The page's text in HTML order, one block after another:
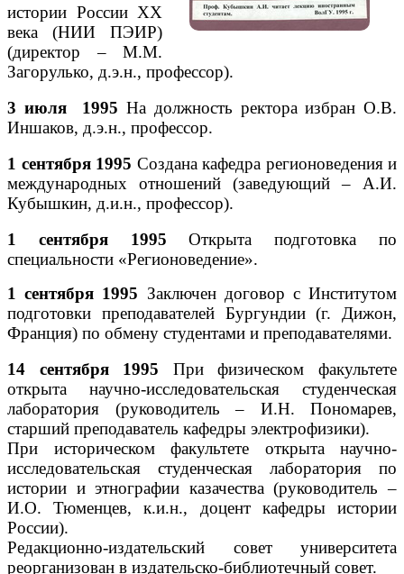
истории России XX
века (НИИ ПЭИР)
(директор – М.М.
Загорулько, д.э.н., профессор).
3 июля 1995 На должность ректора избран О.В.
Иншаков, д.э.н., профессор.
1 сентября 1995 Создана кафедра регионоведения и
международных отношений (заведующий – А.И.
Кубышкин, д.и.н., профессор).
1 сентября 1995 Открыта подготовка по
специальности «Регионоведение».
1 сентября 1995 Заключен договор с Институтом
подготовки преподавателей Бургундии (г. Дижон,
Франция) по обмену студентами и преподавателями.
14 сентября 1995 При физическом факультете
открыта научно-исследовательская студенческая
лаборатория (руководитель – И.Н. Пономарев,
старший преподаватель кафедры электрофизики).
При историческом факультете открыта научно-
исследовательская студенческая лаборатория по
истории и этнографии казачества (руководитель –
И.О. Тюменцев, к.и.н., доцент кафедры истории
России).
Редакционно-издательский совет университета
реорганизован в издательско-библиотечный совет.